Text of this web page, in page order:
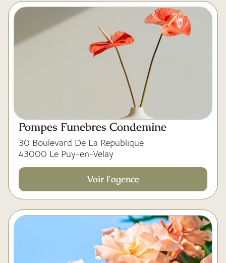
Pompes Funebres Condemine
30 Boulevard De La Republique
43000 Le Puy-en-Velay
Voir l'agence